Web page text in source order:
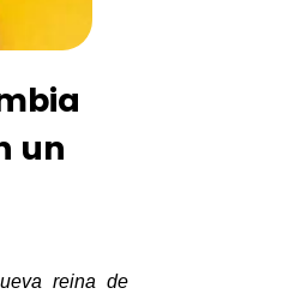
un
reina de